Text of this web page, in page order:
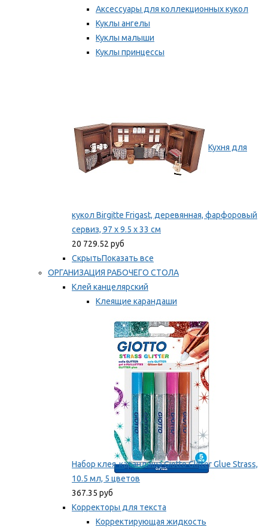
Аксессуары для коллекционных кукол
Куклы ангелы
Куклы малыши
Куклы принцессы
Кухня для
кукол Birgitte Frigast, деревянная, фарфоровый
сервиз, 97 x 9.5 x 33 см
20 729.52 руб
СкрытьПоказать все
ОРГАНИЗАЦИЯ РАБОЧЕГО СТОЛА
Клей канцелярский
Клеящие карандаши
Мы рекомендуем
Набор клея-карандаша Giotto Glitter Glue Strass,
10.5 мл, 5 цветов
367.35 руб
Корректоры для текста
Корректирующая жидкость